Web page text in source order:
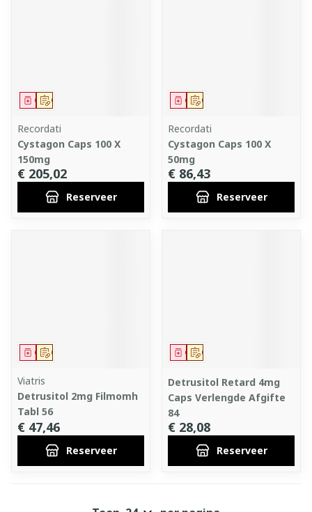
Op voorschrift
Geneesmiddel
Recordati
Cystagon Caps 100 X
150mg
€ 205,02
Reserveer
Op voorschrift
Geneesmiddel
Recordati
Cystagon Caps 100 X
50mg
€ 86,43
Reserveer
Op voorschrift
Geneesmiddel
Viatris
Detrusitol 2mg Filmomh
Tabl 56
€ 47,46
Reserveer
Op voorschrift
Geneesmiddel
Detrusitol Retard 4mg
Caps Verlengde Afgifte
84
€ 28,08
Reserveer